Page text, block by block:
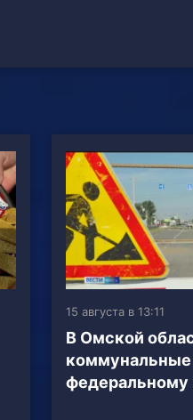
15 августа в 13:11
В Омской
коммунальные
федеральному